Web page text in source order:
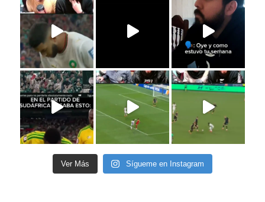
Ver Más Sígueme en Instagram